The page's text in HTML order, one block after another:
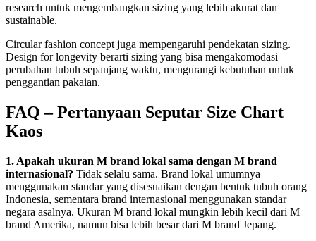
research untuk mengembangkan sizing yang lebih akurat dan
sustainable.
Circular fashion concept juga mempengaruhi pendekatan sizing.
Design for longevity berarti sizing yang bisa mengakomodasi
perubahan tubuh sepanjang waktu, mengurangi kebutuhan untuk
penggantian pakaian.
FAQ – Pertanyaan Seputar Size Chart
Kaos
1. Apakah ukuran M brand lokal sama dengan M brand
internasional? Tidak selalu sama. Brand lokal umumnya
menggunakan standar yang disesuaikan dengan bentuk tubuh orang
Indonesia, sementara brand internasional menggunakan standar
negara asalnya. Ukuran M brand lokal mungkin lebih kecil dari M
brand Amerika, namun bisa lebih besar dari M brand Jepang.